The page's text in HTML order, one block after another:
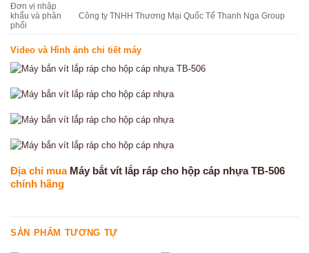
Đơn vị nhập
khẩu và phân
phối
Công ty TNHH Thương Mại Quốc Tế Thanh Nga Group
Video và Hình ảnh chi tiết máy
Địa chỉ mua Máy bắt vít lắp ráp cho hộp cáp nhựa TB-506
chính hãng
SẢN PHẨM TƯƠNG TỰ